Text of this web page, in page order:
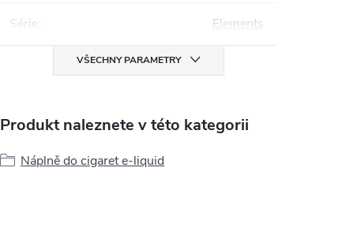
Série: Elements
VŠECHNY PARAMETRY
Produkt naleznete v této kategorii
Náplně do cigaret e-liquid